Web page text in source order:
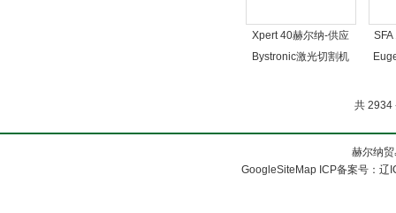
Xpert 40赫尔纳-供应
Bystronic激光切割机
共 2934
赫尔纳
GoogleSiteMap ICP备案号：辽